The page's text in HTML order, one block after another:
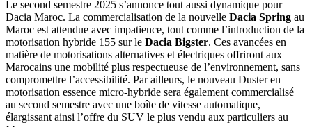
Le second semestre 2025 s’annonce tout aussi dynamique pour
Dacia Maroc. La commercialisation de la nouvelle Dacia Spring au
Maroc est attendue avec impatience, tout comme l’introduction de la
motorisation hybride 155 sur le Dacia Bigster. Ces avancées en
matière de motorisations alternatives et électriques offriront aux
Marocains une mobilité plus respectueuse de l’environnement, sans
compromettre l’accessibilité. Par ailleurs, le nouveau Duster en
motorisation essence micro-hybride sera également commercialisé
au second semestre avec une boîte de vitesse automatique,
élargissant ainsi l’offre du SUV le plus vendu aux particuliers au